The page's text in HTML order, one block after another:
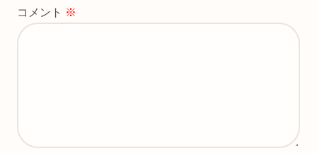
コメント ※